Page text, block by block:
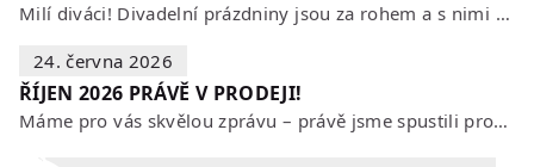
Milí diváci! Divadelní prázdniny jsou za rohem a s nimi se mění i otevírací…
24. června 2026
ŘÍJEN 2026 PRÁVĚ V PRODEJI!
Máme pro vás skvělou zprávu – právě jsme spustili prodej vstupenek na říjen…